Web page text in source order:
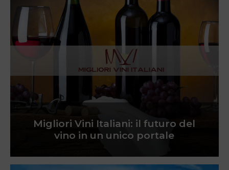
Migliori Vini Italiani: il futuro del
vino in un unico portale